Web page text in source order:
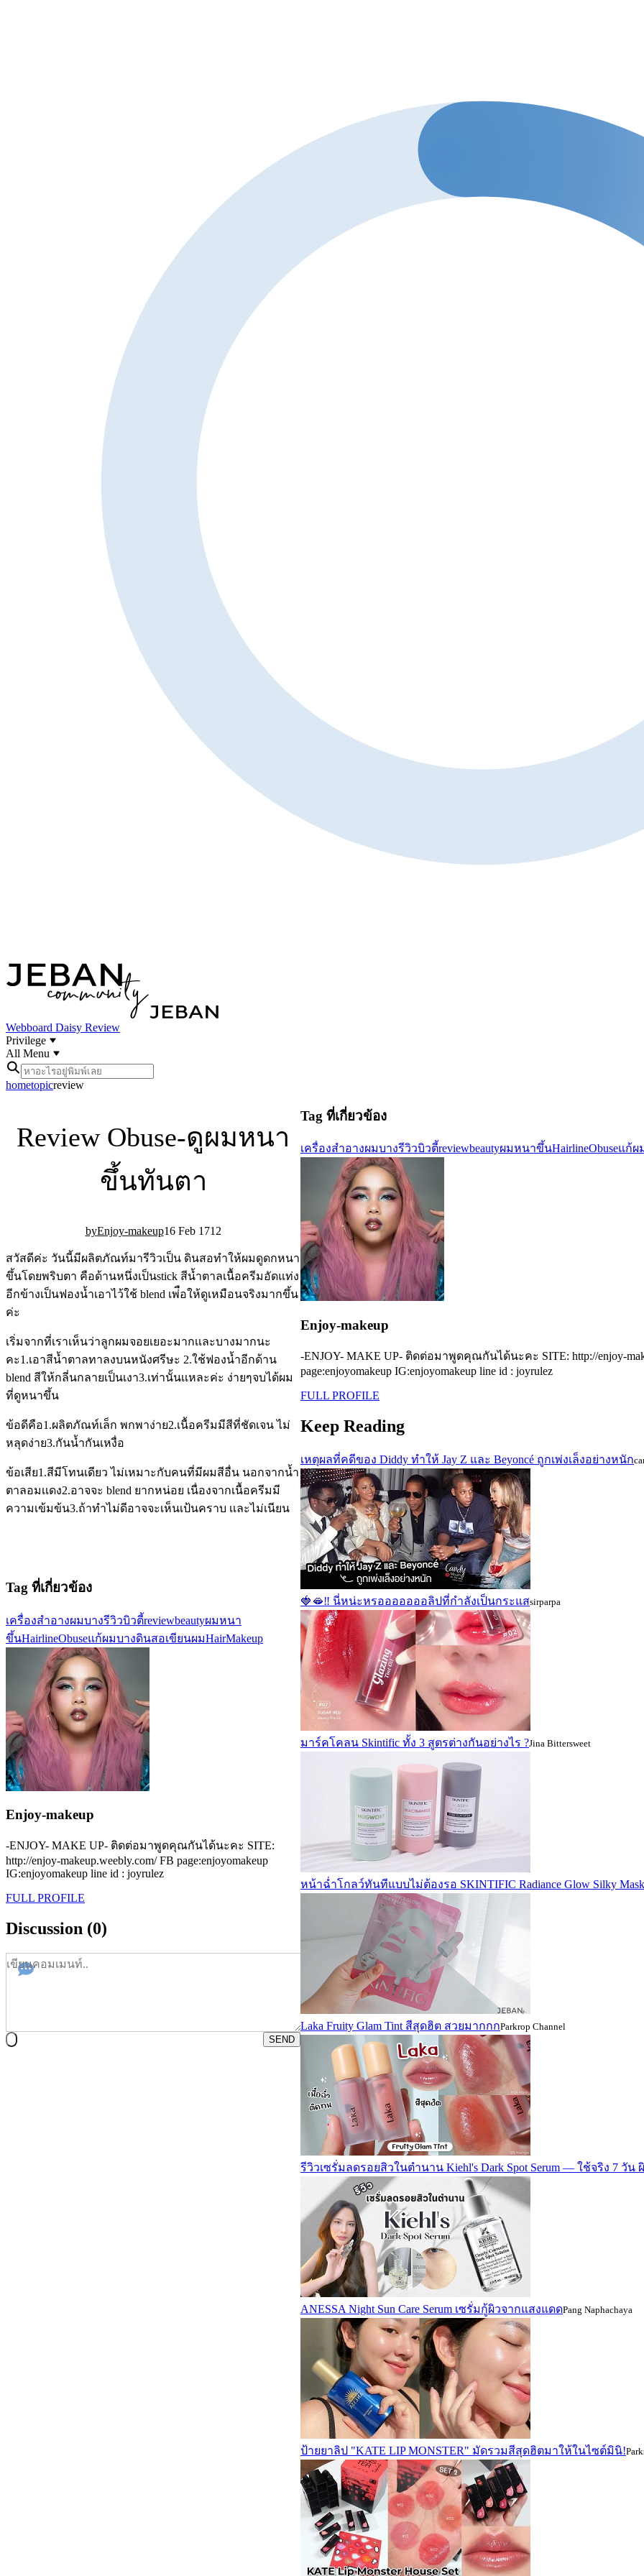
Webboard Daisy Review
Privilege
All Menu
hometopicreview
Review Obuse-ดูผมหนา
ขึ้นทันตา
Enjoy-makeup16 Feb 1712
สวัสดีค่ะ วันนี้มีผลิตภัณท์มารีวิวเป็น ดินสอทำให้ผมดูดกหนา
ขึ้นโดยพริบตา คือด้านหนึ่งเป็นstick สีน้ำตาลเนื้อครีมอัดแท่ง
อีกข้างเป็นฟองน้ำเอาไว้ใช้ blend เพ่ือให้ดูเหมือนจริงมากขึ้น
ค่ะ
เริ่มจากที่เราเห็นว่าลูกผมจอยเยอะมากเเละบางมากนะ
คะ1.เอาสีน้ำตาลทาลงบนหนังศรีษะ 2.ใช้ฟองน้ำอีกด้าน
blend สีให้กลี่นกลายเป็นเงา3.เท่านั้นเเหละค่ะ ง่ายๆจบได้ผม
ที่ดูหนาขึ้น
ข้อดีคือ1.ผลิตภัณท์เล็ก พกพาง่าย2.เนื้อครีมมีสีที่ชัดเจน ไม่
หลุดง่าย3.กันน้ำกันเหงื่อ
ข้อเสีย1.สีมีโทนเดียว ไม่เหมาะกับคนที่มีผมสีอื่น นอกจากน้ำ
ตาลอมเเดง2.อาจจะ blend ยากหน่อย เนื่องจากเนื้อครีมมี
ความเข้มข้น3.ถ้าทำไม่ดีอาจจะเห็นเป้นคราบ เเละไม่เนียน
Tag ที่เกี่ยวข้อง
เครื่องสำอางผมบางรีวิวบิวตี้reviewbeautyผมหนา
ขึ้นHairlineObuseแก้ผมบางดินสอเขียนผมHairMakeup
Enjoy-makeup
-ENJOY- MAKE UP- ติดต่อมาพูดคุณกันได้นะคะ SITE:
http://enjoy-makeup.weebly.com/ FB page:enjoyomakeup
IG:enjoyomakeup line id : joyrulez
FULL PROFILE
Discussion (0)
SEND
Tag ที่เกี่ยวข้อง
เครื่องสำอางผมบางรีวิวบิวตี้reviewbeautyผมหนาขึ้นHairlineObuseแก้ผ
Enjoy-makeup
-ENJOY- MAKE UP- ติดต่อมาพูดคุณกันได้นะคะ SITE: http://enjoy-
page:enjoyomakeup IG:enjoyomakeup line id : joyrulez
FULL PROFILE
Keep Reading
เหตุผลที่คดีของ Diddy ทำให้ Jay Z และ Beyoncé ถูกเพ่งเล็งอย่างหนัก
🍓🫦‼ นี่หน่ะหรอออออออลิปที่กำลังเป็นกระแสsirparpa
มาร์คโคลน Skintific ทั้ง 3 สูตรต่างกันอย่างไร ?Jina Bittersweet
หน้าฉ่ำโกลว์ทันทีแบบไม่ต้องรอ SKINTIFIC Radiance Glow Silky Mask
Laka Fruity Glam Tint สีสุดฮิต สวยมากกกParkrop Channel
รีวิวเซรั่มลดรอยสิวในตำนาน Kiehl's Dark Spot Serum — ใช้จริง 7 วั
ANESSA Night Sun Care Serum เซรั่มกู้ผิวจากแสงแดดPang Naphachaya
ป้ายยาลิป "KATE LIP MONSTER" มัดรวมสีสุดฮิตมาให้ในไซต์มินิ!